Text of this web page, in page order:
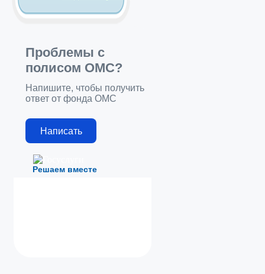
Решаем вместе
Проблемы с
полисом ОМС?
Напишите, чтобы получить
ответ от фонда ОМС
Написать